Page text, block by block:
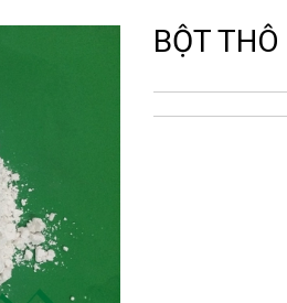
BỘT THÔ